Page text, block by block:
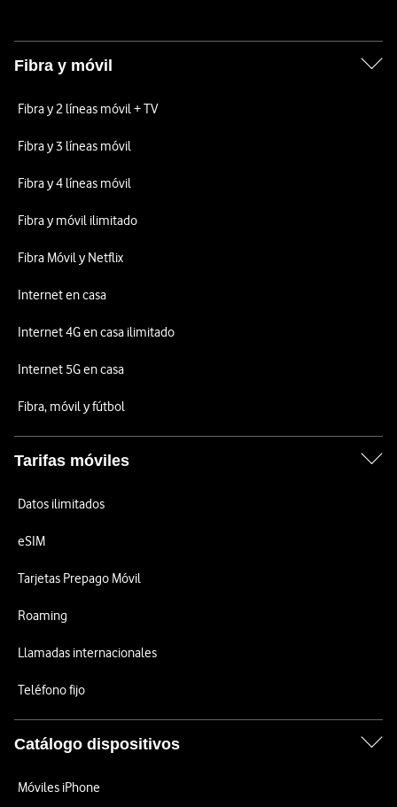
Fibra y móvil
Fibra y 2 líneas móvil + TV
Fibra y 3 líneas móvil
Fibra y 4 líneas móvil
Fibra y móvil ilimitado
Fibra Móvil y Netflix
Internet en casa
Internet 4G en casa ilimitado
Internet 5G en casa
Fibra, móvil y fútbol
Tarifas móviles
Datos ilimitados
eSIM
Tarjetas Prepago Móvil
Roaming
Llamadas internacionales
Teléfono fijo
Catálogo dispositivos
Móviles iPhone